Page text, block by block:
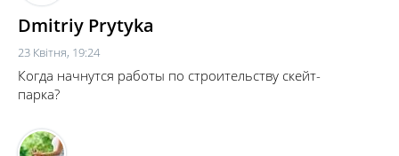
Dmitriy Prytyka
23 Квітня, 19:24
Когда начнутся работы по строительству скейт-
парка?